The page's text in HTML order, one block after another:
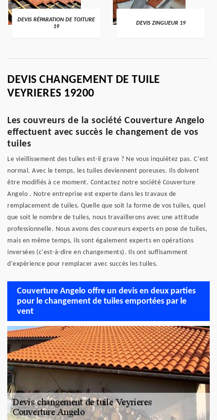
DEVIS RÉPARATION DE TOITURE
19
DEVIS ZINGUEUR 19
DEVIS CHANGEMENT DE TUILE
VEYRIERES 19200
Les couvreurs de la société Couverture Angelo
effectuent avec succès le changement de vos
tuiles
Le vieillissement des tuiles est-il grave ? Ne vous inquiétez pas. C’est
normal. Avec le temps, les tuiles deviennent poreuses. Ils doivent
être modifiés à ce moment. Contactez notre société Couverture
Angelo . Notre entreprise est experte dans les travaux de
remplacement de tuiles. Quelle que soit la forme de vos tuiles, quel
que soit le nombre de tuiles, nous travaillerons avec une attitude
professionnelle. Nous avons des couvreurs experts en pose de tuiles,
mais en même temps, ils sont également experts en opérations
inversées (c'est-à-dire en changements). Ils ont suffisamment
d'expérience pour remplacer avec succès les tuiles.
Couverture Angelo offre un devis en deux parties
pour le changement de tuiles emportées par le
vent